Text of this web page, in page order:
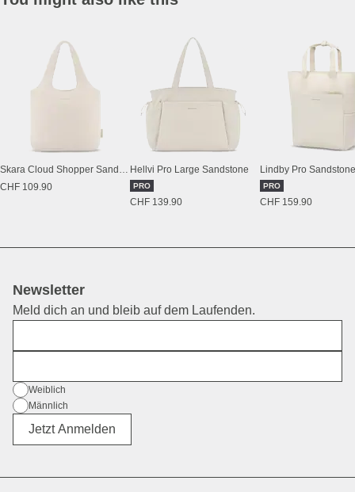
CHF 109.90
Hellvi Pro Large Sandstone
PRO
CHF 139.90
Lindby Pro Sandstone
PRO
CHF 159.90
Newsletter
Meld dich an und bleib auf dem Laufenden.
Geschlecht
Weiblich
Männlich
Jetzt Anmelden